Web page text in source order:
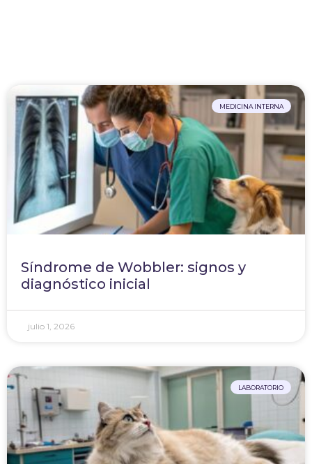
MEDICINA INTERNA
Síndrome de Wobbler: signos y
diagnóstico inicial
julio 1, 2026
LABORATORIO